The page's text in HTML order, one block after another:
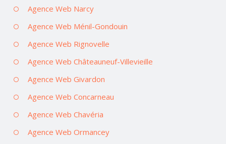
Agence Web Narcy
Agence Web Ménil-Gondouin
Agence Web Rignovelle
Agence Web Châteauneuf-Villevieille
Agence Web Givardon
Agence Web Concarneau
Agence Web Chavéria
Agence Web Ormancey